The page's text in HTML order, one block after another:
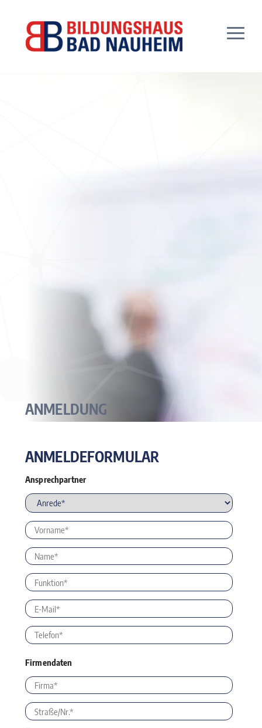
ANMELDUNG
ANMELDEFORMULAR
Ansprechpartner
Firmendaten